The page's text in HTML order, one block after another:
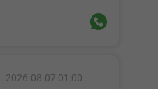
2026.08.07 01:00